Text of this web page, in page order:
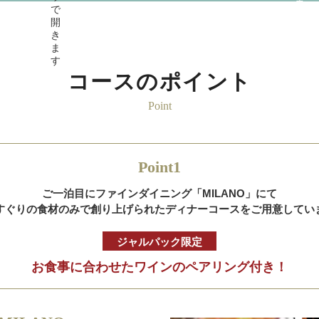
コースのポイント
Point
Point1
ご一泊目にファインダイニング「MILANO」にて
ぐりの食材のみで創り上げられたディナーコースをご用意してい
ジャルパック限定
お食事に合わせたワインのペアリング付き！